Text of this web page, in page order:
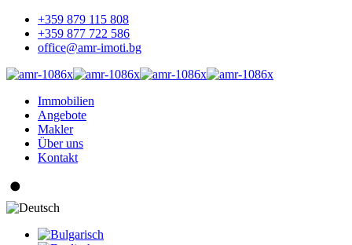
+359 879 115 808
+359 877 722 586
office@amr-imoti.bg
Immobilien
Angebote
Makler
Über uns
Kontakt